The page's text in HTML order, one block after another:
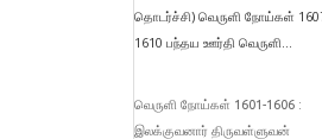
தொடர்ச்சி) வெருளி நோய்கள்
1610 பந்தய ஊர்தி வெருளி...
வெருளி நோய்கள் 1601-1606 :
இலக்குவனார் திருவள்ளுவன்